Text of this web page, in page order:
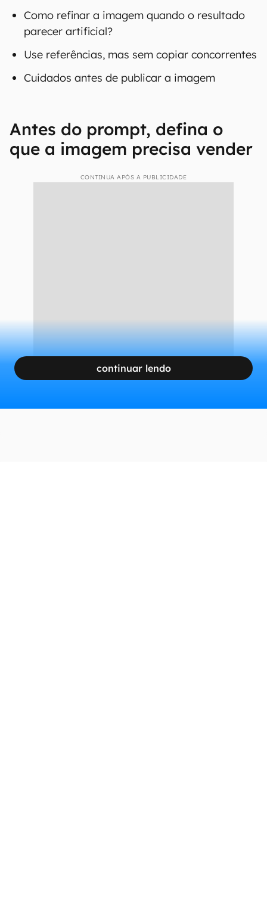
Como refinar a imagem quando o resultado
parecer artificial?
Use referências, mas sem copiar concorrentes
Cuidados antes de publicar a imagem
Antes do prompt, defina o
que a imagem precisa vender
CONTINUA APÓS A PUBLICIDADE
continuar lendo